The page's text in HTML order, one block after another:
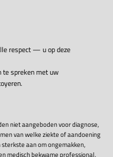
respect — u op deze
te spreken met uw
niet aangeboden voor diagnose,
van welke ziekte of aandoening
aan om ongemakken,
medisch bekwame professional.